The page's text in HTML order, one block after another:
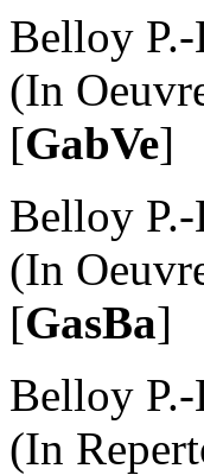
Belloy
(In
[GabVe]
Belloy
(In
[GasBa]
Belloy
(In